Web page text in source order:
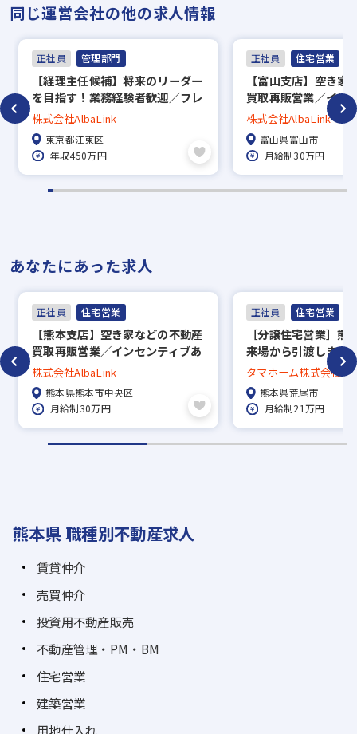
面接（オンライン面接可）
▼
内定
※入社時期は相談に応じます。
※現在、在職中の方も積極的にご応募くださ
い。応募の秘密は厳守いたします。
同じ運営会社の他の求人情報
正社員 管理部門
【経理主任候補】将来のリーダー
を目指す！業務経験者歓迎／フレ
ックス制＆各種手当が充実◎
株式会社AlbaLink
東京都江東区
年収450万円
正社員 住宅営業
【富山支店】空き家
買取再販営業／イン
り・年収1,000万円
る／支店長などへの
アップ可能／IPOを
中の不動産ベンチャ
株式会社AlbaLink
富山県富山市
月給制30万円
あなたにあった求人
正社員 住宅営業
【熊本支店】空き家などの不動産
買取再販営業／インセンティブあ
り・年収1,000万円以上も目指せ
る／支店長などへの早期キャリア
アップ可能／IPOを目指し急成長
中の不動産ベンチャー
株式会社AlbaLink
熊本県熊本市中央区
月給制30万円
正社員 住宅営業
［分譲住宅営業］熊
来場から引渡しまで
ス！/手当充実！安
◎
タマホーム株式会社
熊本県荒尾市
月給制21万円
熊本県 職種別不動産求人
賃貸仲介
売買仲介
投資用不動産販売
不動産管理・PM・BM
住宅営業
建築営業
用地仕入れ